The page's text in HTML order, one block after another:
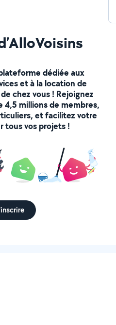
dédiée aux
et à la location de
chez vous ! Rejoignez
millions de membres,
et facilitez votre
tous vos projets !